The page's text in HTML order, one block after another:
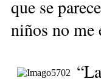
que se
niños no me